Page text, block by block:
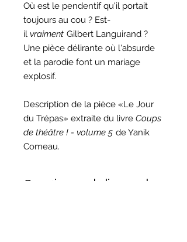
Où est le pendentif qu'il portait
toujours au cou ? Est-
il vraiment Gilbert Languirand ?
Une pièce délirante où l'absurde
et la parodie font un mariage
explosif.
Description de la pièce «Le Jour
du Trépas» extraite du livre Coups
de théâtre ! - volume 5 de Yanik
Comeau.
Question sur la licence de